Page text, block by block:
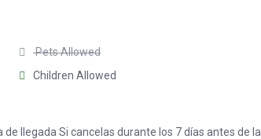
Pets Allowed
Children Allowed
llegada Si cancelas durante los 7 días antes de la